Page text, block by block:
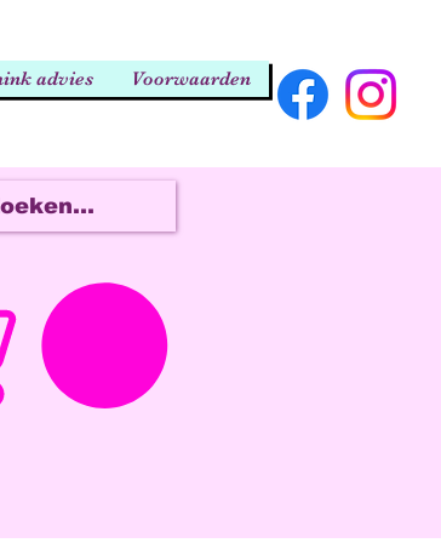
advies Voorwaarden